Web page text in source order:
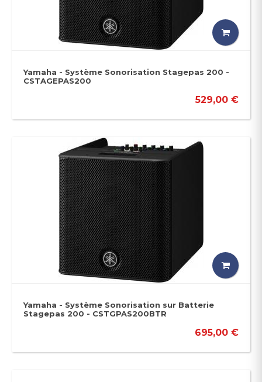
Yamaha - Système Sonorisation Stagepas 200 -
CSTAGEPAS200
529,00 €
Yamaha - Système Sonorisation sur Batterie
Stagepas 200 - CSTGPAS200BTR
695,00 €